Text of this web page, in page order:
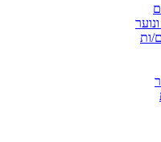
ות